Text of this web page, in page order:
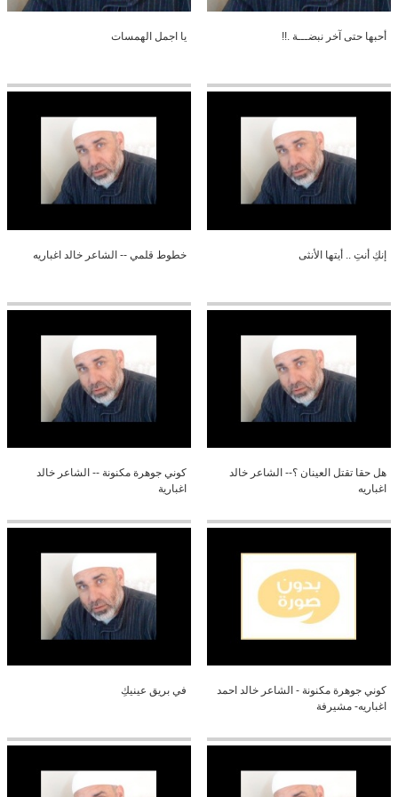
أحبها حتى آخر نبضـــة .!! يا اجمل الهمسات
إنكِ أنتِ .. أيتها الأنثى خطوط قلمي -- الشاعر خالد اغباريه
هل حقا تقتل العينان ؟-- الشاعر خالد
اغباريه
كوني جوهرة مكنونة -- الشاعر خالد
اغبارية
كوني جوهرة مكنونة - الشاعر خالد احمد
اغباريه- مشيرفة
في بريق عينيكِ